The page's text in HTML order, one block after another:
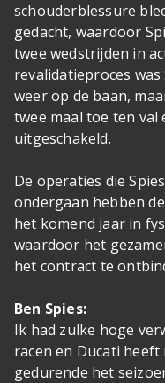
schouderblessure
gedacht, waardoor
twee wedstrijden in
revalidatieproces
weer op de baan,
twee maal toe ten
uitgeschakeld.
De operaties die
ondergaan hebben
het komend jaar in
waardoor het
het contract te
Ben Spies:
Ik had zulke hoge
racen en Ducati
gedurende het